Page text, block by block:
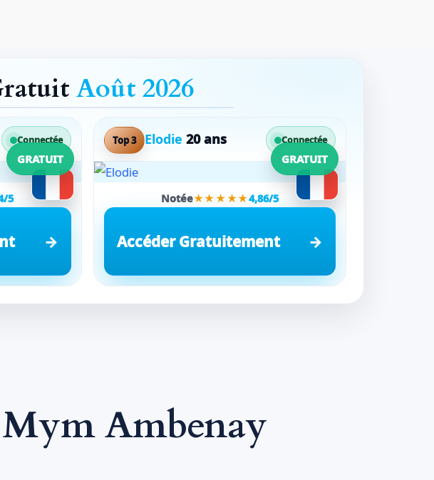
Août 2026
Connectée
GRATUIT
5
Top 3 Elodie 20 ans Connectée
GRATUIT
Notée★★★★★4,86/5
Accéder Gratuitement
Ambenay